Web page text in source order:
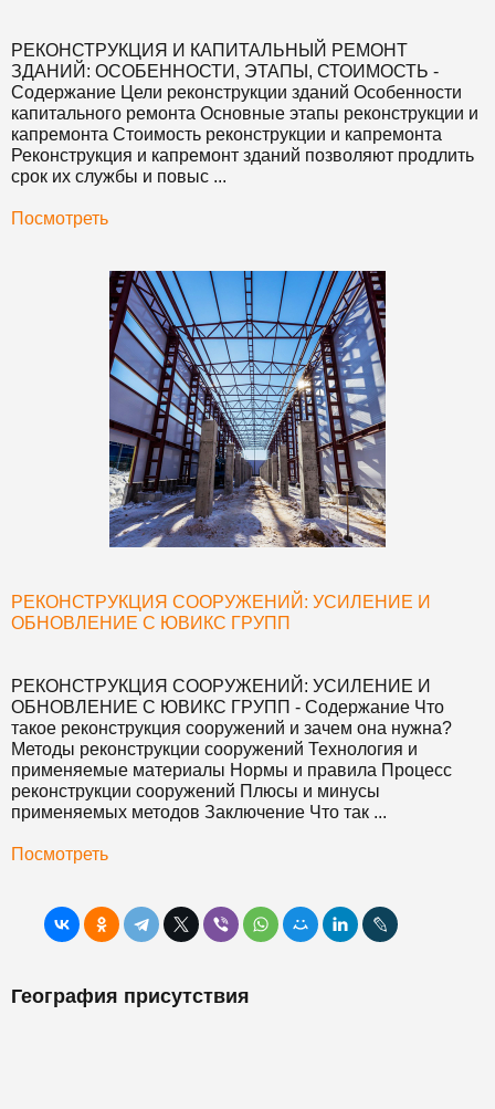
РЕКОНСТРУКЦИЯ И КАПИТАЛЬНЫЙ РЕМОНТ
ЗДАНИЙ: ОСОБЕННОСТИ, ЭТАПЫ, СТОИМОСТЬ -
Содержание Цели реконструкции зданий Особенности
капитального ремонта Основные этапы реконструкции и
капремонта Стоимость реконструкции и капремонта
Реконструкция и капремонт зданий позволяют продлить
срок их службы и повыс ...
Посмотреть
РЕКОНСТРУКЦИЯ СООРУЖЕНИЙ: УСИЛЕНИЕ И
ОБНОВЛЕНИЕ С ЮВИКС ГРУПП
РЕКОНСТРУКЦИЯ СООРУЖЕНИЙ: УСИЛЕНИЕ И
ОБНОВЛЕНИЕ С ЮВИКС ГРУПП - Содержание Что
такое реконструкция сооружений и зачем она нужна?
Методы реконструкции сооружений Технология и
применяемые материалы Нормы и правила Процесс
реконструкции сооружений Плюсы и минусы
применяемых методов Заключение Что так ...
Посмотреть
География присутствия